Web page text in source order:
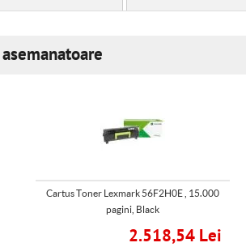
Cartus Toner Lexmark 56F2H0E , 15.000
pagini, Black
2.518,54 Lei